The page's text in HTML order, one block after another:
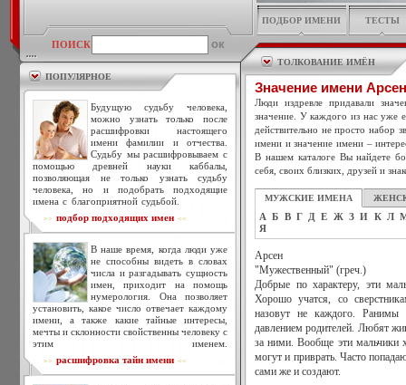
ПОИСК
ПОПУЛЯРНОЕ
Будущую судьбу человека,
можно узнать только после
расшифровки настоящего
имени фамилии и отчества.
Судьбу мы расшифровываем с
помощью древней науки каббалы,
позволяющая не только узнать судьбу
человека, но и подобрать подходящие
имена с благоприятной судьбой.
>> подбор подходящих имен <<
В наше время, когда люди уже
не способны видеть в словах
числа и разгадывать сущность
имен, приходит на помощь
нумерология. Она позволяет
установить, какое число отвечает каждому
имени, а также какие тайные интересы,
мечты и склонности свойственны человеку с
этим именем.
>> расшифровка тайн имени <<
ПОДБОР ИМЕНИ ТЕСТЫ
ТОЛКОВАНИЕ ИМЁН
Значение имени Арсен
Люди издревле придавали
значение. У каждого из нас уже
действительно не просто набор
имени и значение имени –
В нашем каталоге Вы найдете
себя, своих близких, друзей и
МУЖСКИЕ ИМЕНА
А Б В Г Д Е Ж З И К Л
Я
Арсен
"Мужественный" (греч.)
Добрые по характеру, эти
Хорошо учатся, со
назовут не каждого. Ранимы
давлением родителей. Любят
за ними. Вообще эти мальчики
могут и приврать. Часто
сами же и создают.